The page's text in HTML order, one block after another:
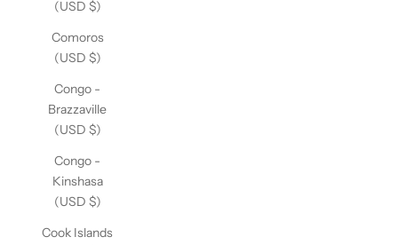
(USD $)
Comoros
(USD $)
Congo -
Brazzaville
(USD $)
Congo -
Kinshasa
(USD $)
Cook Islands